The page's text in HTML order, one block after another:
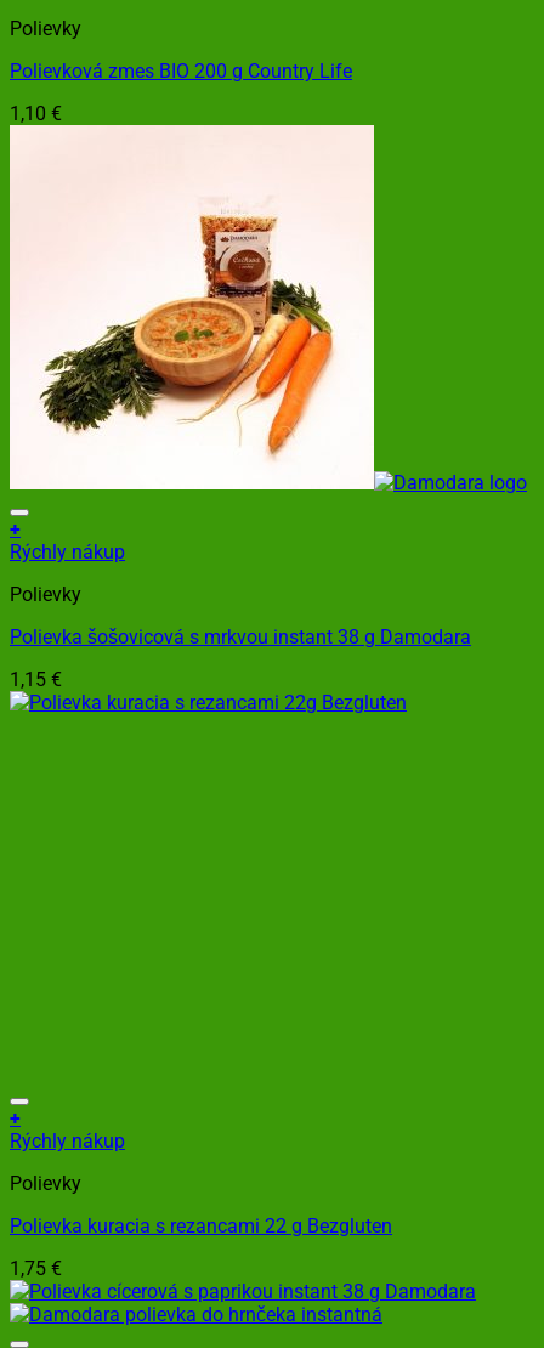
Polievky
Polievková zmes BIO 200 g Country Life
1,10 €
+
Rýchly nákup
Polievky
Polievka šošovicová s mrkvou instant 38 g Damodara
1,15 €
+
Rýchly nákup
Polievky
Polievka kuracia s rezancami 22 g Bezgluten
1,75 €